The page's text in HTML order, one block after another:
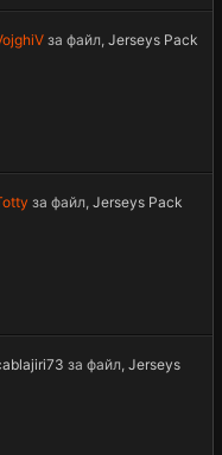
за файл, Jerseys Pack
за файл, Jerseys Pack
за файл, Jerseys